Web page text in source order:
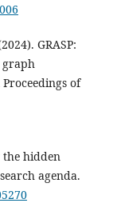
GRASP:
graph
of
the hidden
agenda.